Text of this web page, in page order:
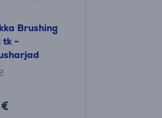
Brushing
tk -